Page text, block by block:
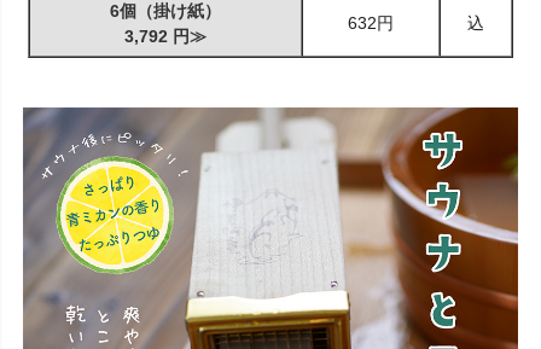
6個（掛け紙）
3,792 円≫
632円 込